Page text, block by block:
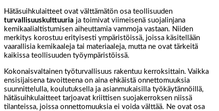
Hätäsuihkulaitteet ovat välttämätön osa teollisuuden
turvallisuuskulttuuria ja toimivat viimeisenä suojalinjana
kemikaalialtistumisen aiheuttamia vammoja vastaan. Niiden
merkitys korostuu erityisesti ympäristöissä, joissa käsitellään
vaarallisia kemikaaleja tai materiaaleja, mutta ne ovat tärkeitä
kaikissa teollisuuden työympäristöissä.
Kokonaisvaltainen työturvallisuus rakentuu kerroksittain. Vaikka
ensisijaisena tavoitteena on aina ehkäistä onnettomuuksia
suunnittelulla, koulutuksella ja asianmukaisilla työkäytännöillä,
hätäsuihkulaitteet tarjoavat kriittisen suojakerroksen niissä
tilanteissa, joissa onnettomuuksia ei voida välttää. Ne ovat osa